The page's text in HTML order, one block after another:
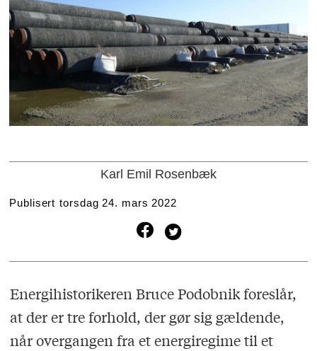
Karl Emil Rosenbæk
Publisert torsdag 24. mars 2022
Energihistorikeren Bruce Podobnik foreslår,
at der er tre forhold, der gør sig gældende,
når overgangen fra et energiregime til et